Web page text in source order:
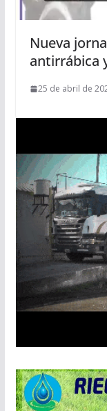
Nueva
antirrábica
25 de abril de